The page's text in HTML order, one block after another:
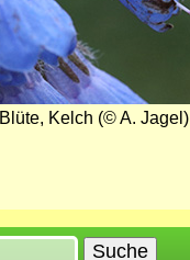
Blüte, Kelch (© A. Jagel)